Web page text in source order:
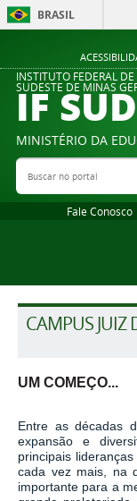
BRASIL
INSTITUTO FEDERAL
SUDESTE DE MINAS
IF
MINISTÉRIO DA
Buscar no portal
Fale Conosco
CAMPUS JUIZ
UM COMEÇO...
Entre as décadas
expansão e
principais
cada vez mais, na
importante para a